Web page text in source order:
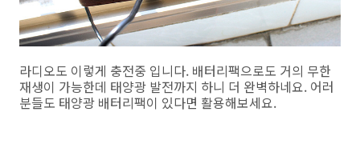
라디오도 이렇게 충전중 입니다. 배터리팩으로도 거의 무한
재생이 가능한데 태양광 발전까지 하니 더 완벽하네요. 어러
분들도 태양광 배터리팩이 있다면 활용해보세요.